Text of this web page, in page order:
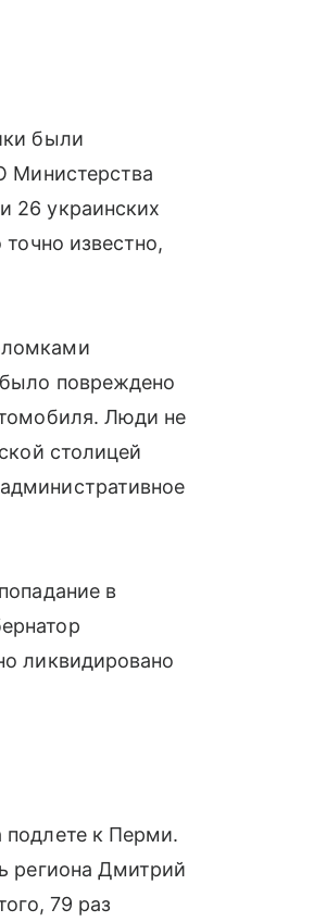
были
Министерства
26 украинских
известно,
повреждено
Люди не
столицей
в
ликвидировано
подлете к Перми.
региона Дмитрий
79 раз